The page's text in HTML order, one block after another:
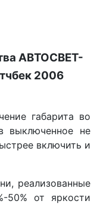
АВТОСВЕТ-
2006
габарита во
выключенное не
включить и
реализованные
50% от яркости